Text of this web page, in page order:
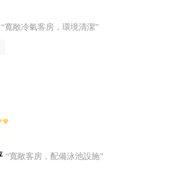
“寬敞冷氣客房，環境清潔”
“寬敞客房，配備泳池設施”